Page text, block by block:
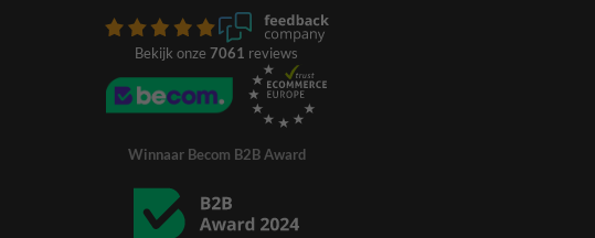
Bekijk onze 7061 reviews
Winnaar Becom B2B Award